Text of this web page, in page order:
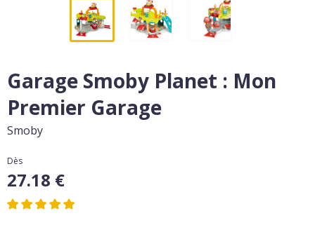
Garage Smoby Planet : Mon
Premier Garage
Smoby
Dès
27.18 €